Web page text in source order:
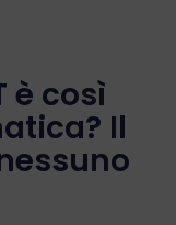
è così
Il